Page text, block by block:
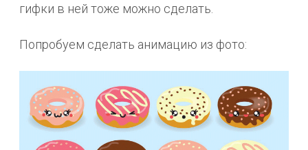
гифки в ней тоже можно сделать.
Попробуем сделать анимацию из фото: